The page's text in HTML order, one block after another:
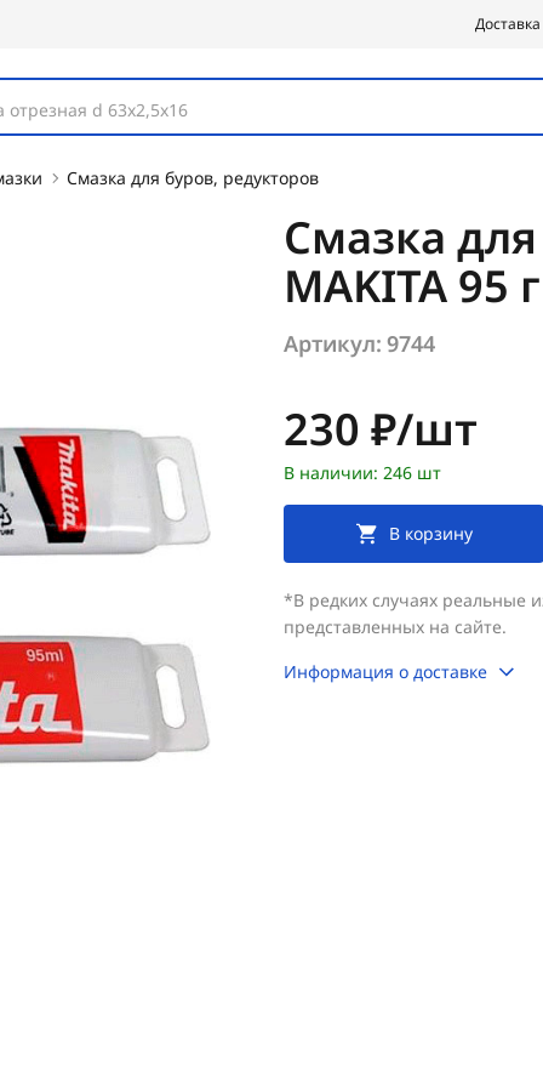
Доставка
отрезная d 63х2,5х16
Смазка для буров, редукторов
Смазка
MAKITA 95
Артикул: 9744
Цена:
230 ₽/шт
В наличии: 246 шт
В корзину
*В редких случаях реальные
представленных на сайте.
Информация о доставке